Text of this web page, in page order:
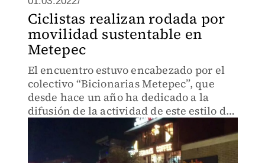
Ciclistas realizan rodada por
movilidad sustentable en
Metepec
El encuentro estuvo encabezado por el
colectivo “Bicionarias Metepec”, que
desde hace un año ha dedicado a la
difusión de la actividad de este estilo de